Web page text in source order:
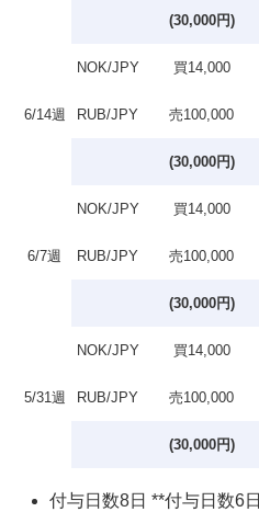
(30,000円)
6/14週
NOK/JPY 買14,000
RUB/JPY 売100,000
(30,000円)
6/7週
NOK/JPY 買14,000
RUB/JPY 売100,000
(30,000円)
5/31週
NOK/JPY 買14,000
RUB/JPY 売100,000
(30,000円)
付与日数8日 **付与日数6日